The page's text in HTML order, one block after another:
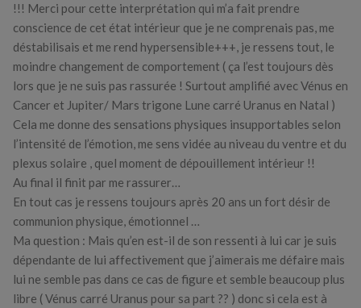
!!! Merci pour cette interprétation qui m’a fait prendre
conscience de cet état intérieur que je ne comprenais pas, me
déstabilisais et me rend hypersensible+++, je ressens tout, le
moindre changement de comportement ( ça l’est toujours dès
lors que je ne suis pas rassurée ! Surtout amplifié avec Vénus en
Cancer et Jupiter/ Mars trigone Lune carré Uranus en Natal )
Cela me donne des sensations physiques insupportables selon
l’intensité de l’émotion, me sens vidée au niveau du ventre et du
plexus solaire , quel moment de dépouillement intérieur !!
Au final il finit par me rassurer…
En tout cas je ressens toujours après 20 ans un fort désir de
communion physique, émotionnel …
Ma question : Mais qu’en est-il de son ressenti à lui car je suis
dépendante de lui affectivement que j’aimerais me défaire mais
lui ne semble pas dans ce cas de figure et semble beaucoup plus
libre ( Vénus carré Uranus pour sa part ?? ) donc si cela est à